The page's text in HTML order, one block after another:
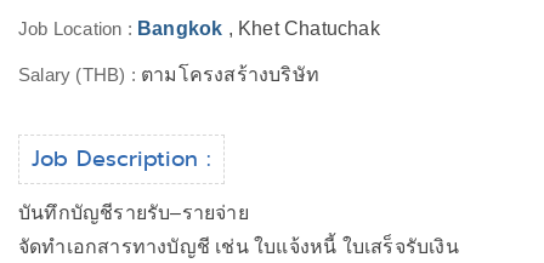
Job Location : Bangkok , Khet Chatuchak
Salary (THB) : ตามโครงสร้างบริษัท
Job Description :
บันทึกบัญชีรายรับ–รายจ่าย
จัดทำเอกสารทางบัญชี เช่น ใบแจ้งหนี้ ใบเสร็จรับเงิน